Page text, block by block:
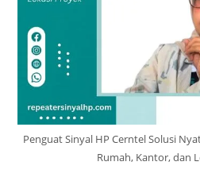
Penguat Sinyal HP Cerntel Solusi
Rumah, Kantor, dan